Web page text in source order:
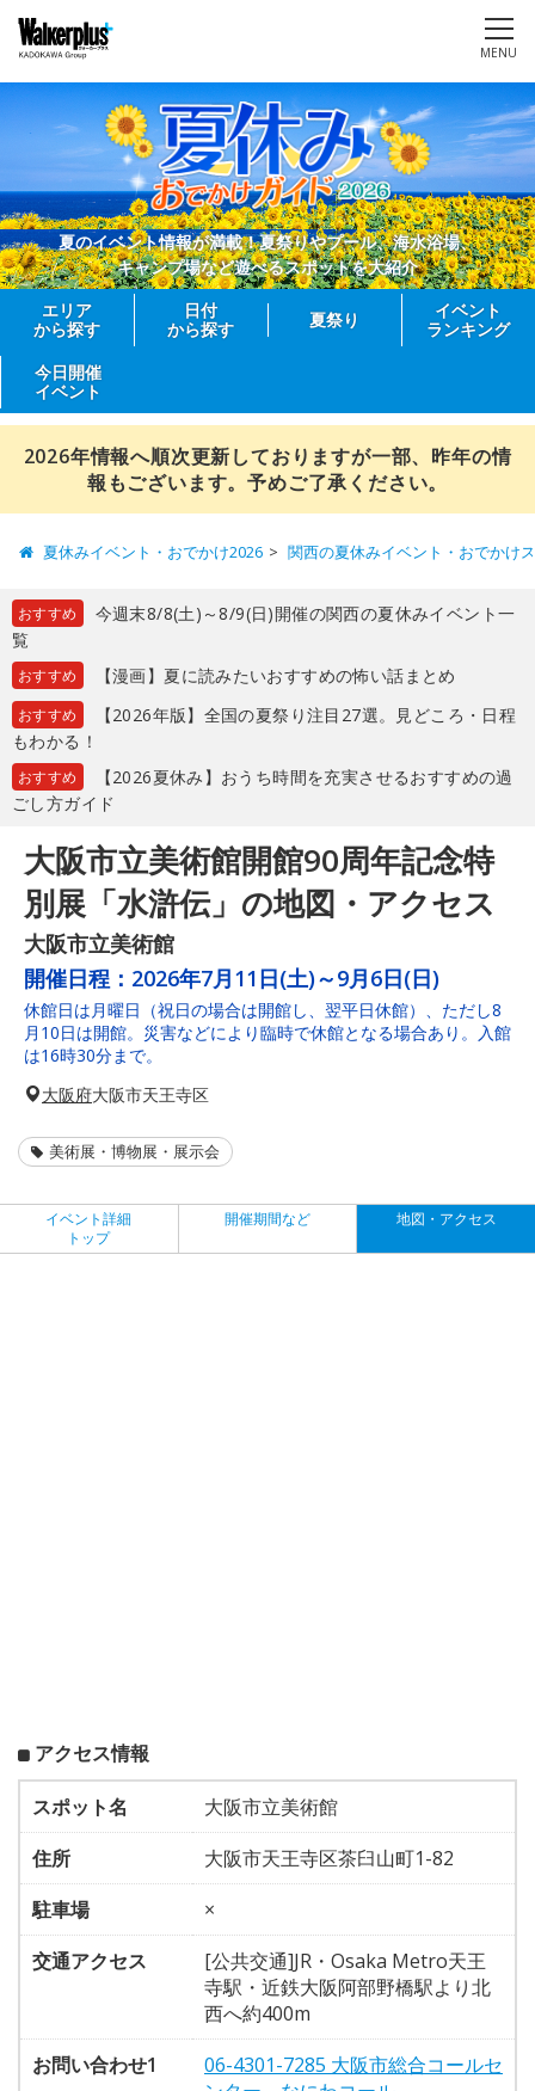
MENU
夏のイベント情報が満載！夏祭りやプール、海水浴場、
キャンプ場など遊べるスポットを大紹介
エリア
から探す
日付
から探す
夏祭り
イベント
ランキング
今日開催
イベント
2026年情報へ順次更新しておりますが一部、昨年の情
報もございます。予めご了承ください。
夏休みイベント・おでかけ2026 関西の夏休みイベント・おでかけ
おすすめ
今週末8/8(土)～8/9(日)開催の関西の夏休みイベント一
覧
おすすめ 【漫画】夏に読みたいおすすめの怖い話まとめ
おすすめ
【2026年版】全国の夏祭り注目27選。見どころ・日程
もわかる！
おすすめ
【2026夏休み】おうち時間を充実させるおすすめの過
ごし方ガイド
大阪市立美術館開館90周年記念特
別展「水滸伝」の地図・アクセス
大阪市立美術館
開催日程： 2026年7月11日(土)～9月6日(日)
休館日は月曜日（祝日の場合は開館し、翌平日休館）、ただし8
月10日は開館。災害などにより臨時で休館となる場合あり。入館
は16時30分まで。
大阪府大阪市天王寺区
美術展・博物展・展示会
イベント詳細
トップ
開催期間など 地図・アクセス
アクセス情報
スポット名
大阪市立美術館
住所
大阪市天王寺区茶臼山町1-82
駐車場
×
交通アクセス
[公共交通]JR・Osaka Metro天王
寺駅・近鉄大阪阿部野橋駅より北
西へ約400m
お問い合わせ1
06-4301-7285 大阪市総合コールセ